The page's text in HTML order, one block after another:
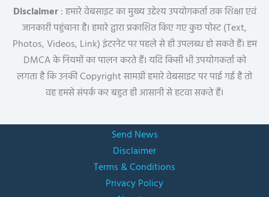
Disclaimer: हमारे वेबसाइट का मुख्य उद्देश्य उपयोगकर्ता तक शिक्षा एवं
जानकारी पहुंचाना है। हमारे द्वारा प्रकाशित किए गए कुछ पोस्ट (Text,
Photos, Videos, Link) इंटरनेट पर पहले से ही उपलब्ध हो सकते हैं। हम
DMCA के नियमों का पालन करते हैं। यदि किसी भी उपयोगकर्ता को
लगता है कि उनकी Copyright सामग्री हमारे वेबसाइट पर पाई गई है तो
वह हमसे संपर्क कर बहुत ही आसानी से हटवा सकते हैं।
Send News
Disclaimer
Terms & Conditions
Privacy Policy